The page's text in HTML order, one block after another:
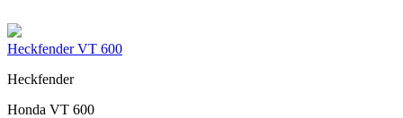
Heckfender VT 600
Heckfender
Honda VT 600